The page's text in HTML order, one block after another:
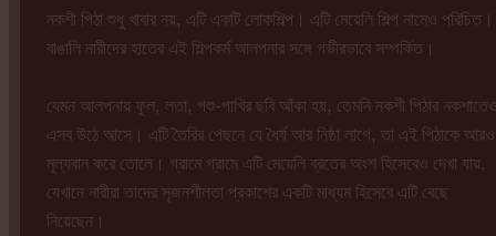
নকশী পিঠা শুধু খাবার নয়, এটি একটি লোকশিল্প। এটি মেয়েলি শিল্প নামেও পরিচিত।
বাঙালি নারীদের হাতের এই শিল্পকর্ম আলপনার সঙ্গে গভীরভাবে সম্পর্কিত।
যেমন আলপনায় ফুল, লতা, পশু-পাখির ছবি আঁকা হয়, তেমনি নকশী পিঠার
এসব উঠে আসে। এটি তৈরির পেছনে যে ধৈর্য আর নিষ্ঠা লাগে, তা এই পিঠাকে আরও
মূল্যবান করে তোলে। গ্রামে গ্রামে এটি মেয়েলি ব্রতের অংশ হিসেবেও দেখা যায়,
যেখানে নারীরা তাদের সৃজনশীলতা প্রকাশের একটি মাধ্যম হিসেবে এটি বেছে
নিয়েছেন।